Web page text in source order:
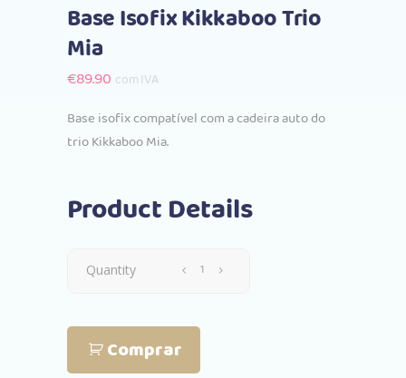
Base Isofix Kikkaboo Trio
Mia
€89.90 com IVA
Base isofix compatível com a cadeira auto do
trio Kikkaboo Mia.
Product Details
Base
Kikkaboo
Quantity
Comprar